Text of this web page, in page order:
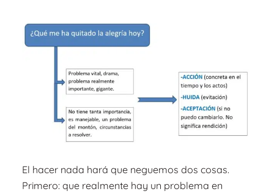
El hacer nada hará que neguemos dos cosas.
Primero: que realmente hay un problema en